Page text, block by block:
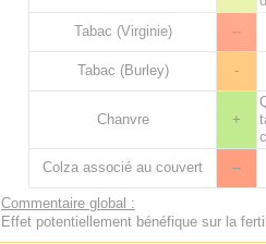
Tabac (Virginie)
--
Tabac (Burley) -
Chanvre +
Colza associé au couvert
--
Commentaire global :
Effet potentiellement bénéfique sur la